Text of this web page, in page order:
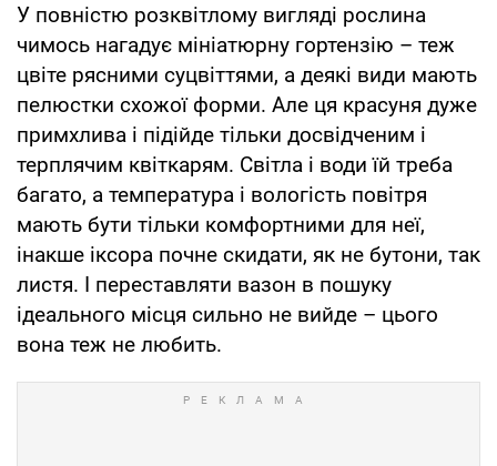
У повністю розквітлому вигляді рослина
чимось нагадує мініатюрну гортензію – теж
цвіте рясними суцвіттями, а деякі види мають
пелюстки схожої форми. Але ця красуня дуже
примхлива і підійде тільки досвідченим і
терплячим квіткарям. Світла і води їй треба
багато, а температура і вологість повітря
мають бути тільки комфортними для неї,
інакше іксора почне скидати, як не бутони, так
листя. І переставляти вазон в пошуку
ідеального місця сильно не вийде – цього
вона теж не любить.